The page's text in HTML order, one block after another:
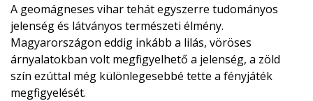
A geomágneses vihar tehát egyszerre tudományos
jelenség és látványos természeti élmény.
Magyarországon eddig inkább a lilás, vöröses
árnyalatokban volt megfigyelhető a jelenség, a zöld
szín ezúttal még különlegesebbé tette a fényjáték
megfigyelését.